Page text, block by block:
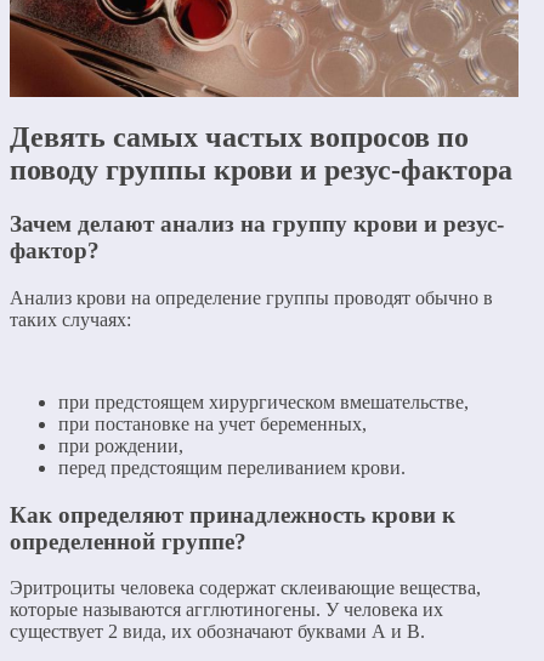
Девять самых частых вопросов по
поводу группы крови и резус-фактора
Зачем делают анализ на группу крови и резус-
фактор?
Анализ крови на определение группы проводят обычно в
таких случаях:
при предстоящем хирургическом вмешательстве,
при постановке на учет беременных,
при рождении,
перед предстоящим переливанием крови.
Как определяют принадлежность крови к
определенной группе?
Эритроциты человека содержат склеивающие вещества,
которые называются агглютиногены. У человека их
существует 2 вида, их обозначают буквами А и В.